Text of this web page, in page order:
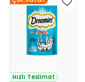
Hızlı Teslimat